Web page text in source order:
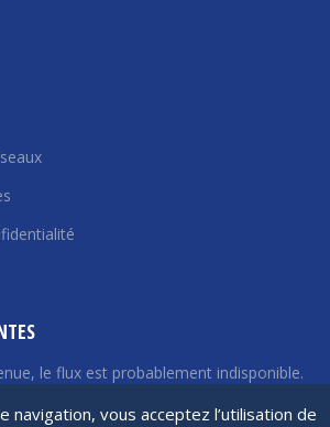
navigation, vous acceptez l’utilisation de
nouvelle
fenêtre
le flux est probablement indisponible.